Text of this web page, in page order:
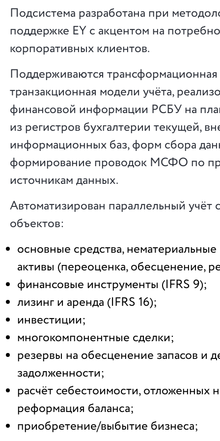
Подсистема разработана при
поддержке EY с акцентом на
корпоративных клиентов.
Поддерживаются
транзакционная модели учёта,
финансовой информации РСБУ на
из регистров бухгалтерии текущей,
информационных баз, форм сбора
формирование проводок МСФО по
источникам данных.
Автоматизирован параллельный
объектов:
основные средства,
активы (переоценка, обесценение,
финансовые инструменты (IFRS 9);
лизинг и аренда (IFRS 16);
инвестиции;
многокомпонентные сделки;
резервы на обесценение запасов и
задолженности;
расчёт себестоимости, отложенных
реформация баланса;
приобретение/выбытие бизнеса;